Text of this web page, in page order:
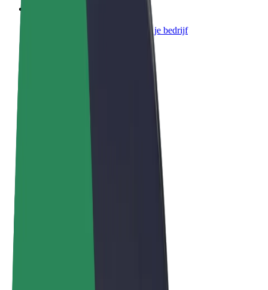
Bolt-producten en -services voor je bedrijf
Algemene voorwaarden